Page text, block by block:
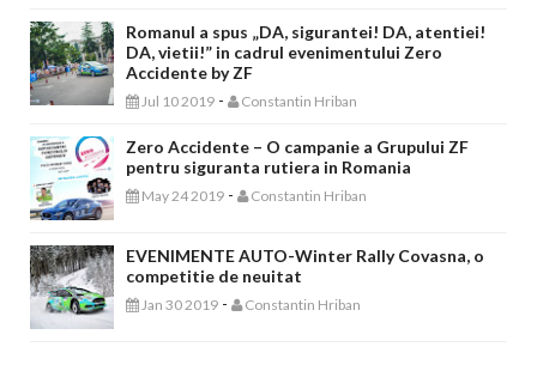
Romanul a spus „DA, sigurantei! DA, atentiei!
DA, vietii!” in cadrul evenimentului Zero
Accidente by ZF
Jul 10 2019 - Constantin Hriban
Zero Accidente – O campanie a Grupului ZF
pentru siguranta rutiera in Romania
May 24 2019 - Constantin Hriban
EVENIMENTE AUTO-Winter Rally Covasna, o
competitie de neuitat
Jan 30 2019 - Constantin Hriban